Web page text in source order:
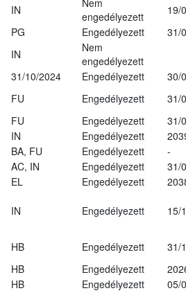
IN
Nem
engedélyezett
19/
PG Engedélyezett
31/
IN
Nem
engedélyezett
31/10/2024 Engedélyezett
30/
FU Engedélyezett
31/
FU Engedélyezett
31/
IN Engedélyezett
BA, FU Engedélyezett
-
AC, IN Engedélyezett
31/
EL Engedélyezett
IN Engedélyezett 15/
HB Engedélyezett
31/
HB Engedélyezett
HB Engedélyezett
05/